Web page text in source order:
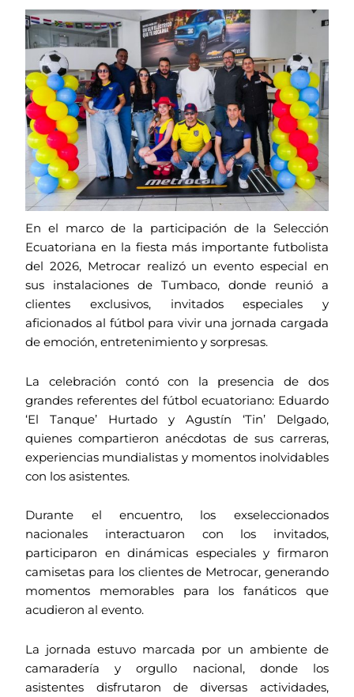
En el marco de la participación de la Selección
Ecuatoriana en la fiesta más importante futbolista
del 2026, Metrocar realizó un evento especial en
sus instalaciones de Tumbaco, donde reunió a
clientes exclusivos, invitados especiales y
aficionados al fútbol para vivir una jornada cargada
de emoción, entretenimiento y sorpresas.
La celebración contó con la presencia de dos
grandes referentes del fútbol ecuatoriano: Eduardo
‘El Tanque’ Hurtado y Agustín ‘Tin’ Delgado,
quienes compartieron anécdotas de sus carreras,
experiencias mundialistas y momentos inolvidables
con los asistentes.
Durante el encuentro, los exseleccionados
nacionales interactuaron con los invitados,
participaron en dinámicas especiales y firmaron
camisetas para los clientes de Metrocar, generando
momentos memorables para los fanáticos que
acudieron al evento.
La jornada estuvo marcada por un ambiente de
camaradería y orgullo nacional, donde los
asistentes disfrutaron de diversas actividades,